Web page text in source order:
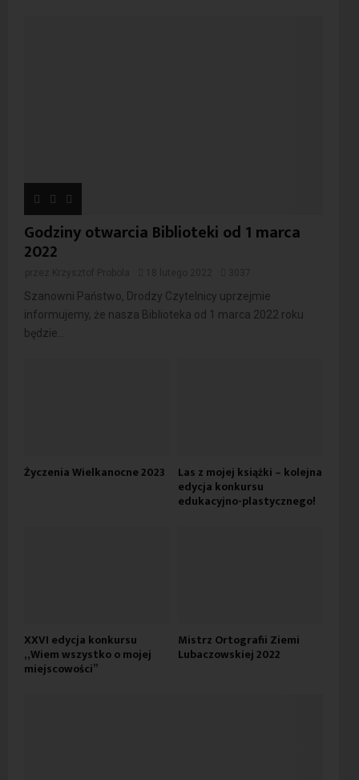
Godziny otwarcia Biblioteki od 1 marca
2022
Szanowni Państwo, Drodzy Czytelnicy uprzejmie
informujemy, że nasza Biblioteka od 1 marca 2022 roku
będzie...
Życzenia Wielkanocne 2023 Las z mojej książki – kolejna
edycja konkursu
edukacyjno-plastycznego!
XXVI edycja konkursu
„Wiem wszystko o mojej
miejscowości”
Mistrz Ortografii Ziemi
Lubaczowskiej 2022